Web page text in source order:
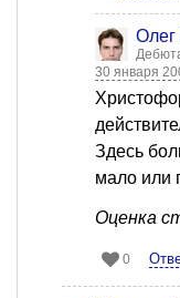
Олег
30 января
Здесь
мало или
Оценка
0